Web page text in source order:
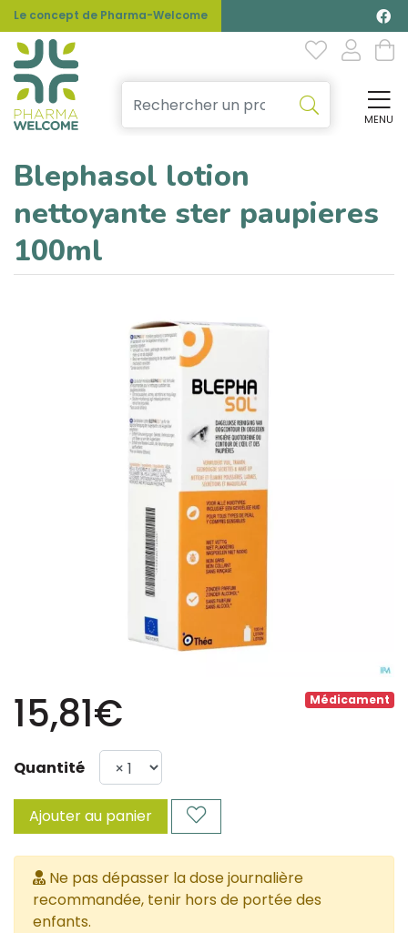
Le concept de Pharma-Welcome
MENU
Blephasol lotion
nettoyante ster paupieres
100ml
Médicament
15,81€
Quantité
Ajouter au panier
Ne pas dépasser la dose journalière
recommandée, tenir hors de portée des
enfants.